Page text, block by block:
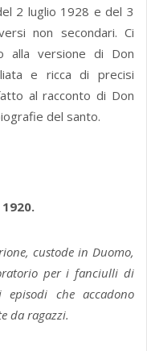
2 luglio 1928 e del 3
non secondari. Ci
alla versione di Don
e ricca di precisi
al racconto di Don
del santo.
custode in Duomo,
per i fanciulli di
che accadono
da ragazzi.